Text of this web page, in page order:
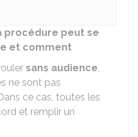
procédure peut se
et comment
sans audience,
ne sont pas
ce cas, toutes les
et remplir un